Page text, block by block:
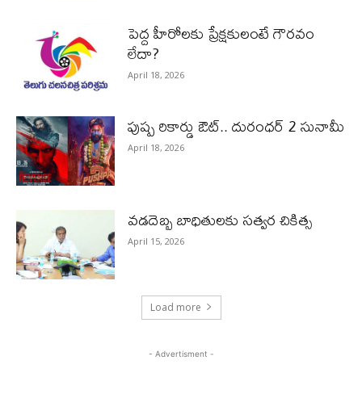
పెద్ద హీరోల‌కు ప్రేక్ష‌కులంటే గౌర‌వం
లేదా?
April 18, 2026
పుష్ప రికార్డు ఔట్‌.. దురంధ‌ర్ 2 సునామీ
April 18, 2026
వడదెబ్బ బాధితులకు సత్వర చికిత్స
April 15, 2026
Load more
- Advertisment -